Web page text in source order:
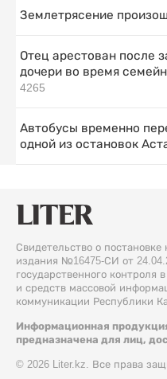
Землетрясение
Отец арестован после
дочери во время
4265
Автобусы временно
одной из остановок
Свидетельство о постановке
издания №16475-СИ от
государственного контроля
и средств массовой
коммуникации Республики
Информационная
предназначена для лиц,
© 2026 Liter.kz. Все права